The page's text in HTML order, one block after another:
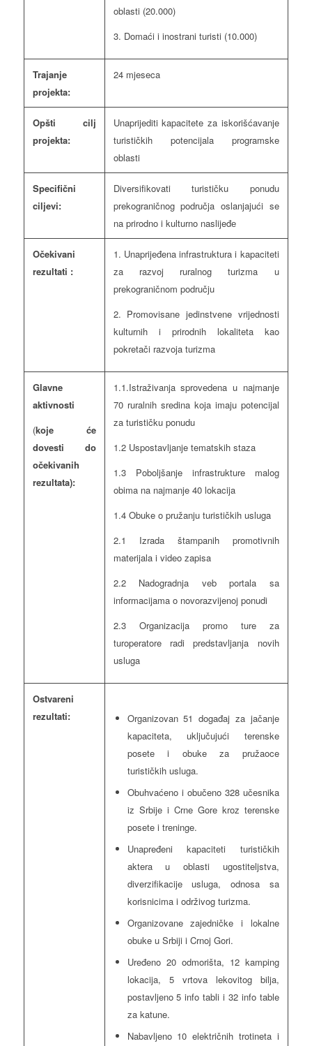
oblasti (20.000)
3. Domaći i inostrani turisti (10.000)
Trajanje
projekta:
24 mjeseca
Opšti cilj
projekta:
Unaprijediti kapacitete za iskorišćavanje
turističkih potencijala programske
oblasti
Specifični
ciljevi:
Diversifikovati turističku ponudu
prekograničnog područja oslanjajući se
na prirodno i kulturno naslijeđе
Očekivani
rezultati :
1. Unaprijeđena infrastruktura i kapaciteti
za razvoj ruralnog turizma u
prekograničnom području
2. Promovisane jedinstvene vrijednosti
kulturnih i prirodnih lokaliteta kao
pokretači razvoja turizma
Glavne
aktivnosti
(koje će
dovesti do
očekivanih
rezultata):
1.1.Istraživanja sprovedena u najmanje
70 ruralnih sredina koja imaju potencijal
za turističku ponudu
1.2 Uspostavljanje tematskih staza
1.3 Poboljšanje infrastrukture malog
obima na najmanje 40 lokacija
1.4 Obuke o pružanju turističkih usluga
2.1 Izrada štampanih promotivnih
materijala i video zapisa
2.2 Nadogradnja veb portala sa
informacijama o novorazvijenoj ponudi
2.3 Organizacija promo ture za
turoperatore radi predstavljanja novih
usluga
Ostvareni
rezultati:
Organizovan 51 događaj za jačanje
kapaciteta, uključujući terenske
posete i obuke za pružaoce
turističkih usluga.
Obuhvaćeno i obučeno 328 učesnika
iz Srbije i Crne Gore kroz terenske
posete i treninge.
Unapređeni kapaciteti turističkih
aktera u oblasti ugostiteljstva,
diverzifikacije usluga, odnosa sa
korisnicima i održivog turizma.
Organizovane zajedničke i lokalne
obuke u Srbiji i Crnoj Gori.
Uređeno 20 odmorišta, 12 kamping
lokacija, 5 vrtova lekovitog bilja,
postavljeno 5 info tabli i 32 info table
za katune.
Nabavljeno 10 električnih trotineta i